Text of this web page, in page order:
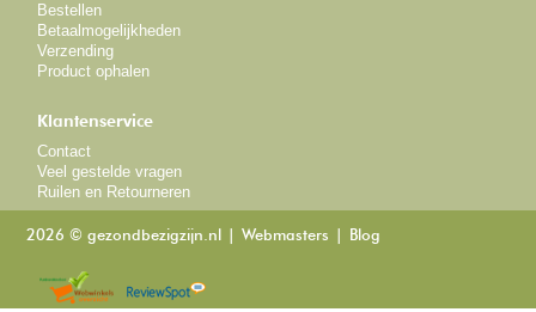
Bestellen
Betaalmogelijkheden
Verzending
Product ophalen
Klantenservice
Contact
Veel gestelde vragen
Ruilen en Retourneren
2026 © gezondbezigzijn.nl Webmasters Blog